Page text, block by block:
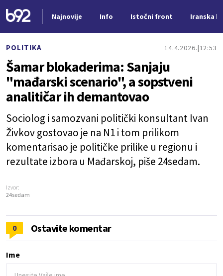
Najnovije Info Istočni front Iranska
POLITIKA 14.4.2026. 12:53
Šamar blokaderima: Sanjaju
"mađarski scenario", a sopstveni
analitičar ih demantovao
Sociolog i samozvani politički konsultant Ivan
Živkov gostovao je na N1 i tom prilikom
komentarisao je političke prilike u regionu i
rezultate izbora u Mađarskoj, piše 24sedam.
Izvor:
24sedam
0 Ostavite komentar
Ime